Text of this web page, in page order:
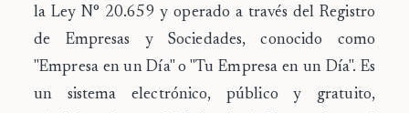
la Ley N° 20.659 y operado a través del Registro
de Empresas y Sociedades, conocido como
"Empresa en un Día" o "Tu Empresa en un Día". Es
un sistema electrónico, público y gratuito,